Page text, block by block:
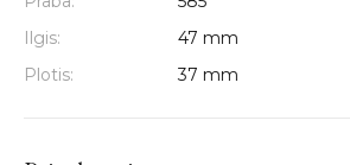
Ilgis:
47 mm
Plotis:
37 mm